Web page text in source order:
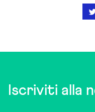
Iscriviti alla